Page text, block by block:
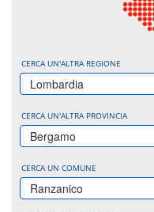
CERCA UN'ALTRA REGIONE
Lombardia
CERCA UN'ALTRA PROVINCIA
Bergamo
CERCA UN COMUNE
Ranzanico